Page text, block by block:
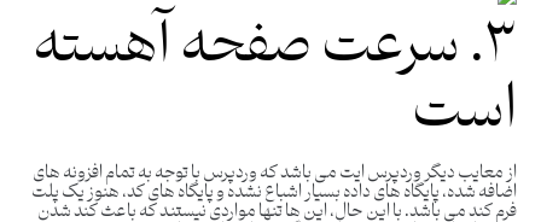
۳. سرعت صفحه آهسته
است
از معایب دیگر وردپرس ایت می باشد که وردپرس با توجه به تمام افزونه های
اضافه شده، پایگاه های داده بسیار اشباع نشده و پایگاه های کد، هنوز یک پلت
فرم کند می باشد. با این حال، این ها تنها مواردی نیستند که باعث کند شدن